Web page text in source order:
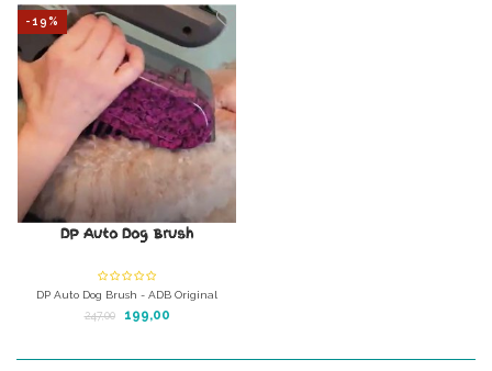
-19%
DP Auto Dog Brush
DP Auto Dog Brush - ADB Original
Automatische hondenborstel
247,00 199,00